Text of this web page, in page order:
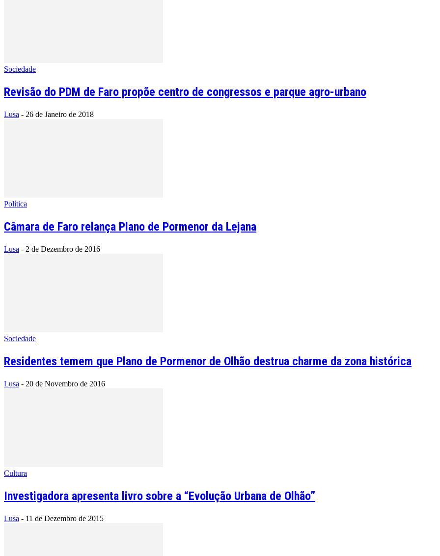
Sociedade
Revisão do PDM de Faro propõe centro de congressos e parque agro-urbano
Lusa - 26 de Janeiro de 2018
Política
Câmara de Faro relança Plano de Pormenor da Lejana
Lusa - 2 de Dezembro de 2016
Sociedade
Residentes temem que Plano de Pormenor de Olhão destrua charme da zona histórica
Lusa - 20 de Novembro de 2016
Cultura
Investigadora apresenta livro sobre a “Evolução Urbana de Olhão”
Lusa - 11 de Dezembro de 2015